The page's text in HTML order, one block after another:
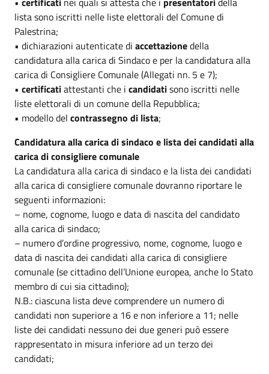
lista sono iscritti nelle liste elettorali del Comune di
Palestrina;
• dichiarazioni autenticate di accettazionedella
candidatura alla carica di Sindaco e per la candidatura alla
carica di Consigliere Comunale (Allegati nn. 5 e 7);
• certificatiattestanti che i candidatisono iscritti nelle
liste elettorali di un comune della Repubblica;
• modello del contrassegno di lista;
Candidatura alla carica di sindaco e lista dei candidati alla
carica di consigliere comunale
La candidatura alla carica di sindaco e la lista dei candidati
alla carica di consigliere comunale dovranno riportare le
seguenti informazioni:
– nome, cognome, luogo e data di nascita del candidato
alla carica di sindaco;
– numero d’ordine progressivo, nome, cognome, luogo e
data di nascita dei candidati alla carica di consigliere
comunale (se cittadino dell’Unione europea, anche lo Stato
membro di cui sia cittadino);
N.B.: ciascuna lista deve comprendere un numero di
candidati non superiore a 16 e non inferiore a 11; nelle
liste dei candidati nessuno dei due generi può essere
rappresentato in misura inferiore ad un terzo dei
candidati;